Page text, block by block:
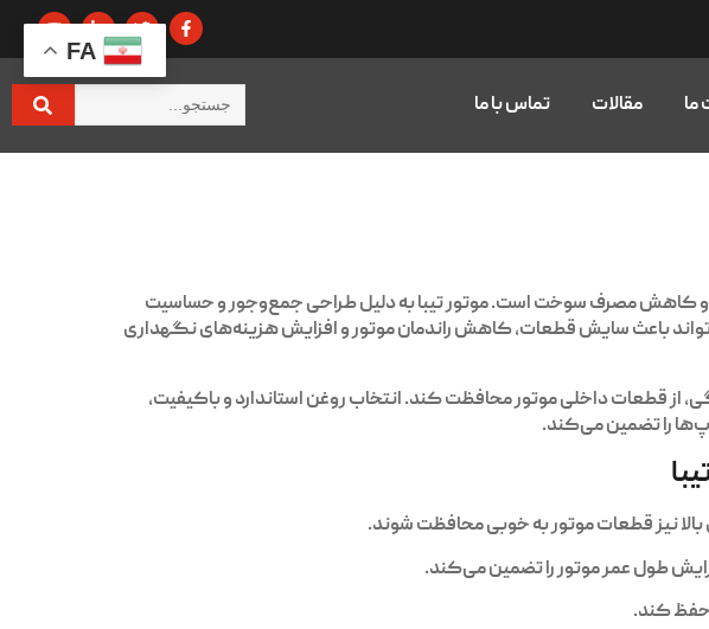
ما مقالات تماس با ما
و کاهش مصرف سوخت است. موتور تیبا به دلیل طراحی جمع‌وجور و حساسیت
باعث سایش قطعات، کاهش راندمان موتور و افزایش هزینه‌های نگهداری
از قطعات داخلی موتور محافظت کند. انتخاب روغن استاندارد و باکیفیت،
را تضمین می‌کند.
بالا نیز قطعات موتور به خوبی محافظت شوند.
طول عمر موتور را تضمین می‌کند.
حفظ کند.
FA